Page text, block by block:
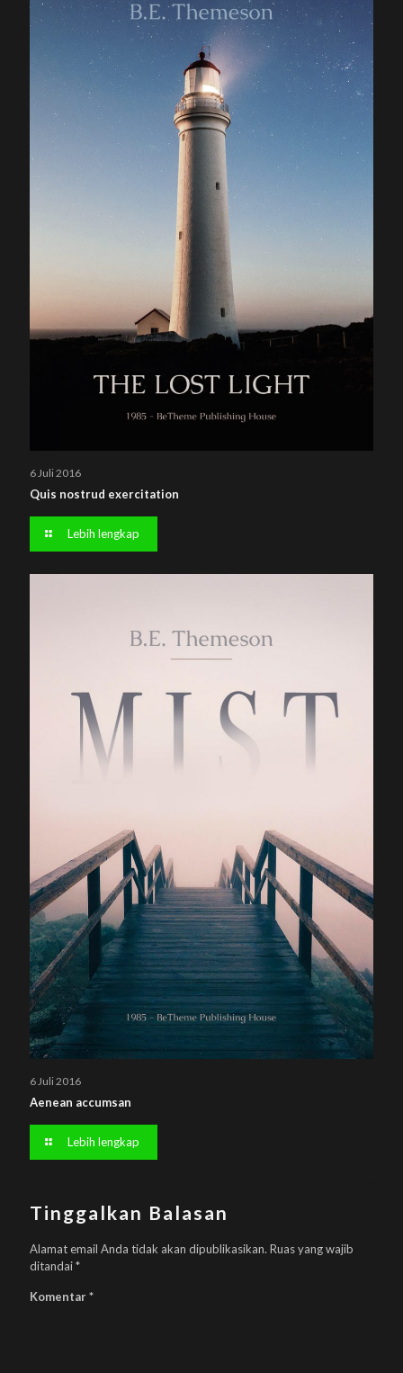
6 Juli 2016
Quis nostrud exercitation
Lebih lengkap
6 Juli 2016
Aenean accumsan
Lebih lengkap
Tinggalkan Balasan
Alamat email Anda tidak akan dipublikasikan. Ruas yang wajib
ditandai*
Komentar*